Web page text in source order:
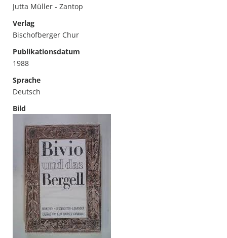
Jutta Müller - Zantop
Verlag
Bischofberger Chur
Publikationsdatum
1988
Sprache
Deutsch
Bild